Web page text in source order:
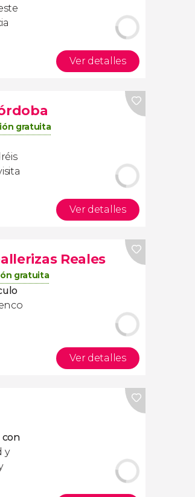
Ver detalles
gratuita
Ver detalles
Reales
gratuita
Ver detalles
con
y